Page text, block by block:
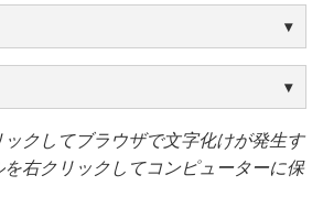
クしてブラウザで文字化けが発生す
右クリックしてコンピューターに保